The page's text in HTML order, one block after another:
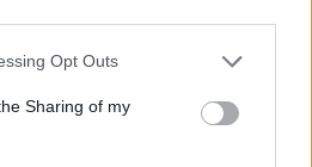
app uses one or more Google
behaviour. You may click to
and its third-party tags to
purposes in below Google
Opt Outs
Sharing of my
Gesund-ernähren